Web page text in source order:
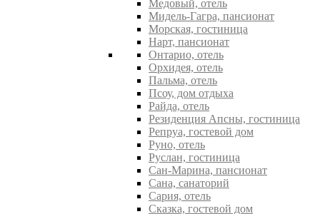
Медовый, отель
Мидель-Гагра, пансионат
Морская, гостиница
Нарт, пансионат
Онтарио, отель
Орхидея, отель
Пальма, отель
Псоу, дом отдыха
Райда, отель
Резиденция Апсны, гостиница
Репруа, гостевой дом
Руно, отель
Руслан, гостиница
Сан-Марина, пансионат
Сана, санаторий
Сария, отель
Сказка, гостевой дом